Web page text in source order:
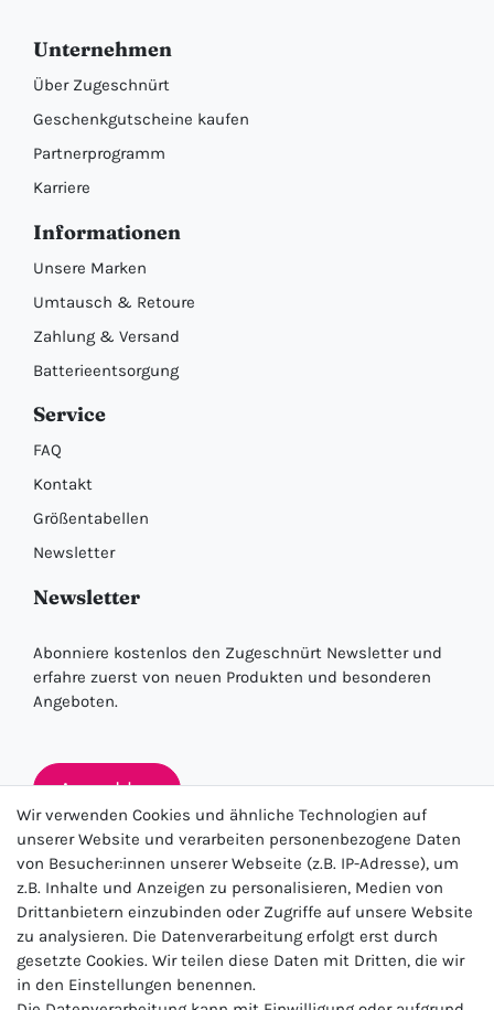
Unternehmen
Über Zugeschnürt
Geschenkgutscheine kaufen
Partnerprogramm
Karriere
Informationen
Unsere Marken
Umtausch & Retoure
Zahlung & Versand
Batterieentsorgung
Service
FAQ
Kontakt
Größentabellen
Newsletter
Newsletter
Abonniere kostenlos den Zugeschnürt Newsletter und
erfahre zuerst von neuen Produkten und besonderen
Angeboten.
Anmelden
★★★★★
4.5 / 5.0 (23.143)
Wir verwenden Cookies und ähnliche Technologien auf
unserer Website und verarbeiten personenbezogene Daten
von Besucher:innen unserer Webseite (z.B. IP-Adresse), um
z.B. Inhalte und Anzeigen zu personalisieren, Medien von
Drittanbietern einzubinden oder Zugriffe auf unsere Website
zu analysieren. Die Datenverarbeitung erfolgt erst durch
gesetzte Cookies. Wir teilen diese Daten mit Dritten, die wir
in den Einstellungen benennen.